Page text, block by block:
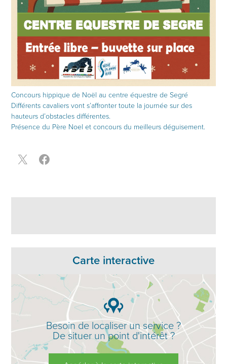
Concours hippique de Noël au centre équestre de Segré
Différents cavaliers vont s’affronter toute la journée sur des
hauteurs d’obstacles différentes.
Présence du Père Noel et concours du meilleurs déguisement.
Carte interactive
Besoin de localiser un service ?
De situer un point d'intérêt ?